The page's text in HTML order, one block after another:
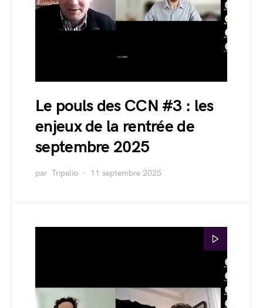
Le pouls des CCN #3 : les
enjeux de la rentrée de
septembre 2025
par Tripalio 11 septembre 2025